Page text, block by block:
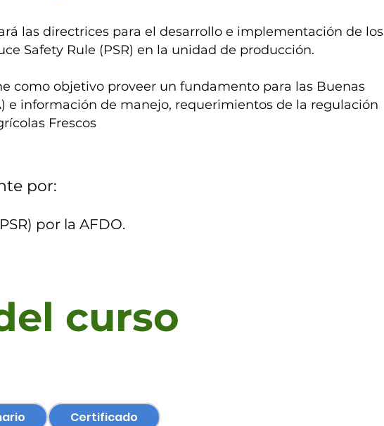
las directrices para el desarrollo e implementación de los
Safety Rule (PSR) en la unidad de producción.
como objetivo proveer un fundamento para las Buenas
e información de manejo, requerimientos de la regulación
Frescos
por:
por la AFDO.
curso
Certificado